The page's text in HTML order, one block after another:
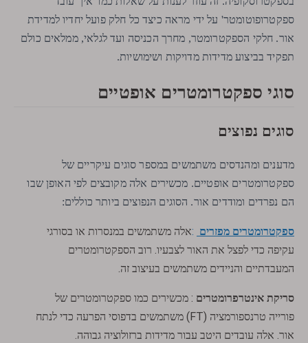
ספקטרופוטומטר' על ידי מראה כיצד כל חלק פועל יחדיו למדידת
אור. חלקי הספקטרומטר, מחרך הכניסה ועד לגלאי, ממלאים כולם
תפקיד בביצוע מדידות מדויקות ושימושיות.
סוגי ספקטרומטרים אופטיים
סוגים נפוצים
מדענים ומהנדסים משתמשים במספר סוגים עיקריים של
ספקטרומטרים אופטיים. מכשירים אלה מקובצים לפי האופן שבו
הם נפרדים ומודדים אור. הסוגים הנפוצים ביותר כוללים:
ספקטרומטרים מפזרים :אלה משתמשים במנסרות או בסורגי
עקיפה כדי לפצל את האור לצבעיו. רוב הספקטרומטרים
המעבדתיים והניידים משתמשים בעיצוב זה.
סריקת אינטרפרומטרים : מכשירים כמו ספקטרומטרים של
פורייה טרנספורמציה (FT) משתמשים בדפוסי הפרעה כדי לנתח
אור. אלה עובדים היטב עבור מדידות ברזולוציה גבוהה.